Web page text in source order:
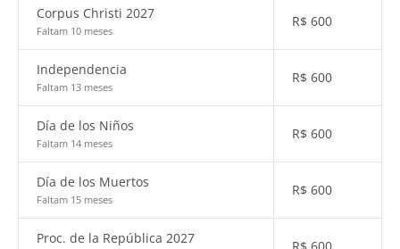
Corpus Christi 2027
Faltam 10 meses
R$ 600
Independencia
Faltam 13 meses
R$ 600
Día de los Niños
Faltam 14 meses
R$ 600
Día de los Muertos
Faltam 15 meses
R$ 600
Proc. de la República 2027